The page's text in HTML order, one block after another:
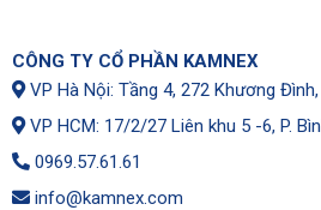
CÔNG TY CỔ PHẦN KAMNEX
VP Hà Nội: Tầng 4, 272 Khương
VP HCM: 17/2/27 Liên khu 5 -6, P.
0969.57.61.61
info@kamnex.com